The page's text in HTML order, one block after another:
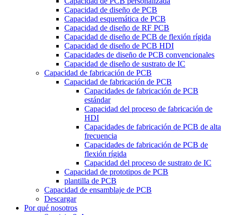
Capacidad de diseño de PCB
Capacidad esquemática de PCB
Capacidad de diseño de RF PCB
Capacidad de diseño de PCB de flexión rígida
Capacidad de diseño de PCB HDI
Capacidades de diseño de PCB convencionales
Capacidad de diseño de sustrato de IC
Capacidad de fabricación de PCB
Capacidad de fabricación de PCB
Capacidades de fabricación de PCB
estándar
Capacidad del proceso de fabricación de
HDI
Capacidades de fabricación de PCB de alta
frecuencia
Capacidades de fabricación de PCB de
flexión rígida
Capacidad del proceso de sustrato de IC
Capacidad de prototipos de PCB
plantilla de PCB
Capacidad de ensamblaje de PCB
Descargar
Por qué nosotros